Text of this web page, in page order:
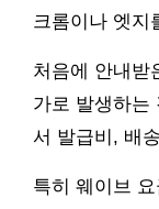
크롬이나 엣지
처음에 안내받
가로 발생하는
서 발급비, 배
특히 웨이브